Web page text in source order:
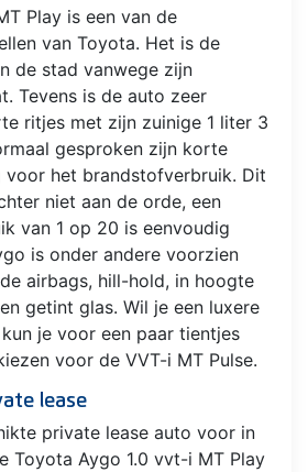
Play is een van de
van Toyota. Het is de
de stad vanwege zijn
Tevens is de auto zeer
ritjes met zijn zuinige 1 liter 3
gesproken zijn korte
het brandstofverbruik. Dit
niet aan de orde, een
van 1 op 20 is eenvoudig
is onder andere voorzien
airbags, hill-hold, in hoogte
getint glas. Wil je een luxere
je voor een paar tientjes
voor de VVT-i MT Pulse.
lease
private lease auto voor in
Toyota Aygo 1.0 vvt-i MT Play